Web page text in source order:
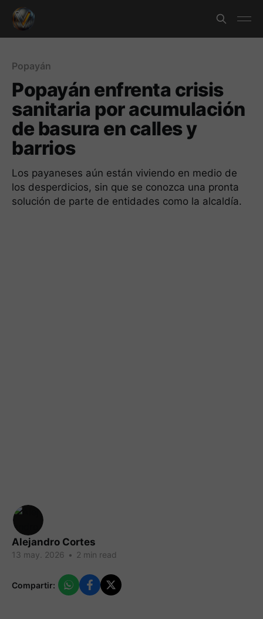
Popayán
Popayán enfrenta crisis
sanitaria por acumulación
de basura en calles y
barrios
Los payaneses aún están viviendo en medio de
los desperdicios, sin que se conozca una pronta
solución de parte de entidades como la alcaldía.
Alejandro Cortes
13 may. 2026 • 2 min read
Compartir: